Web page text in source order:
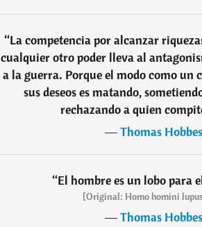
“La competencia por alcanzar
cualquier otro poder lleva al
a la guerra. Porque el modo como un
sus deseos es matando,
rechazando a quien
―Thomas Hobbes
“El hombre es un lobo para
[Original: Homo homini
―Thomas Hobbes